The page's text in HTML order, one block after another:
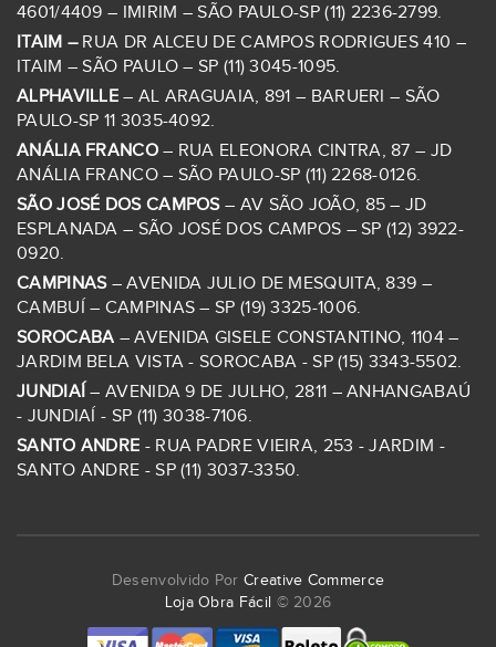
4601/4409 – IMIRIM – SÃO PAULO-SP (11) 2236-2799.
ITAIM – RUA DR ALCEU DE CAMPOS RODRIGUES 410 –
ITAIM – SÃO PAULO – SP (11) 3045-1095.
ALPHAVILLE – AL ARAGUAIA, 891 – BARUERI – SÃO
PAULO-SP 11 3035-4092.
ANÁLIA FRANCO– RUA ELEONORA CINTRA, 87 – JD
ANÁLIA FRANCO – SÃO PAULO-SP (11) 2268-0126.
SÃO JOSÉ DOS CAMPOS– AV SÃO JOÃO, 85 – JD
ESPLANADA – SÃO JOSÉ DOS CAMPOS – SP (12) 3922-
0920.
CAMPINAS– AVENIDA JULIO DE MESQUITA, 839 –
CAMBUÍ – CAMPINAS – SP (19) 3325-1006.
SOROCABA – AVENIDA GISELE CONSTANTINO, 1104 –
JARDIM BELA VISTA - SOROCABA - SP (15) 3343-5502.
JUNDIAÍ – AVENIDA 9 DE JULHO, 2811 – ANHANGABAÚ
- JUNDIAÍ - SP (11) 3038-7106.
SANTO ANDRE - RUA PADRE VIEIRA, 253 - JARDIM -
SANTO ANDRE - SP (11) 3037-3350.
Desenvolvido Por Creative Commerce
Loja Obra Fácil © 2026